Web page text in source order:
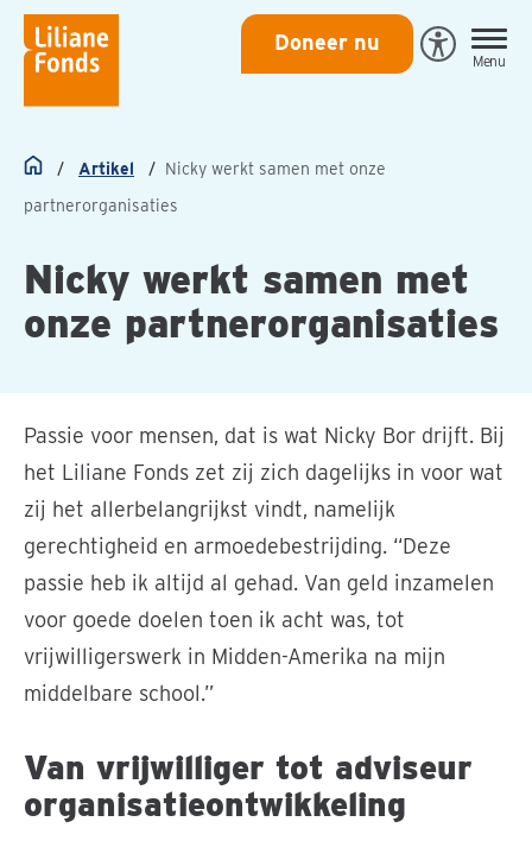
Liliane
Fonds
Doneer nu
Open
Menu
Home
Artikel
Nicky werkt samen met onze
partnerorganisaties
Nicky werkt samen met
onze partnerorganisaties
Passie voor mensen, dat is wat Nicky Bor drijft. Bij
het Liliane Fonds zet zij zich dagelijks in voor wat
zij het allerbelangrijkst vindt, namelijk
gerechtigheid en armoedebestrijding. “Deze
passie heb ik altijd al gehad. Van geld inzamelen
voor goede doelen toen ik acht was, tot
vrijwilligerswerk in Midden-Amerika na mijn
middelbare school.”
Van vrijwilliger tot adviseur
organisatieontwikkeling